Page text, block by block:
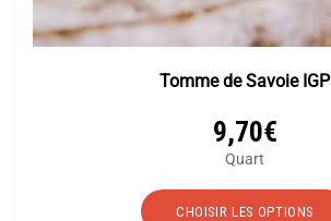
Tomme de Savoie IGP
9,70€
Quart
CHOISIR LES OPTIONS